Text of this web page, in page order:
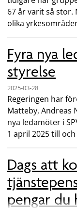
67 år varit så stor.
olika
Fyra nya
styrelse
2025-03-28
Regeringen har
Matteby, Andreas
nya ledamöter i
1 april 2025 till
Dags att
pengar du